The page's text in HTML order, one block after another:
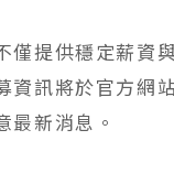
僅提供穩定薪資
資訊將於官方網
最新消息。